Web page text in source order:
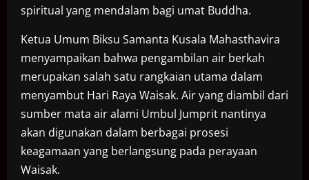
spiritual yang mendalam bagi umat Buddha.
Ketua Umum Biksu Samanta Kusala Mahasthavira
menyampaikan bahwa pengambilan air berkah
merupakan salah satu rangkaian utama dalam
menyambut Hari Raya Waisak. Air yang diambil dari
sumber mata air alami Umbul Jumprit nantinya
akan digunakan dalam berbagai prosesi
keagamaan yang berlangsung pada perayaan
Waisak.